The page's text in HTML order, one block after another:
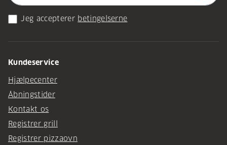
Jeg accepterer betingelserne
Kundeservice
Hjælpecenter
Åbningstider
Kontakt os
Registrer grill
Registrer pizzaovn